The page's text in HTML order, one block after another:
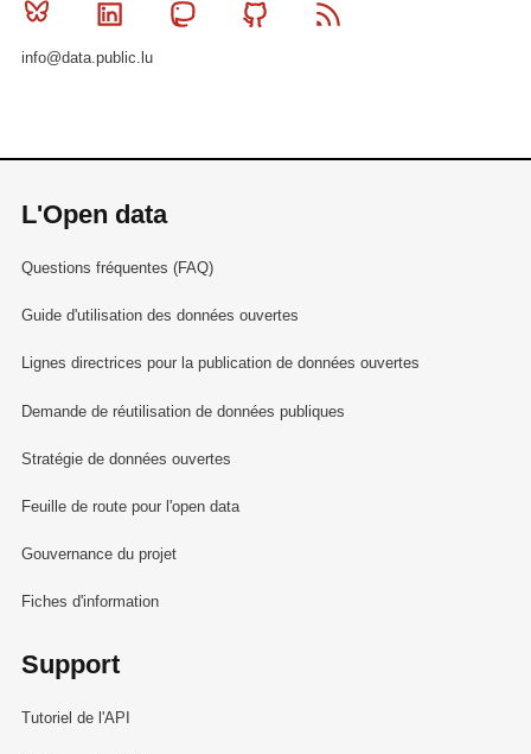
Bluesky Linkedin MastodonGithub
info@data.public.lu
L'Open data
Questions fréquentes (FAQ)
Guide d'utilisation des données ouvertes
Lignes directrices pour la publication de données ouvertes
Demande de réutilisation de données publiques
Stratégie de données ouvertes
Feuille de route pour l'open data
Gouvernance du projet
Fiches d'information
Support
Tutoriel de l'API